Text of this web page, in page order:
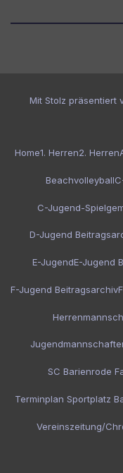
Mit Stolz präsentiert
Home1. Herren2. Herren
Beachvolleyball
C-Jugend-
D-Jugend
E-JugendE-Jugend
F-Jugend Beitragsarchiv
SC Barienrode
Terminplan Sportplatz
Vereinszeitung/